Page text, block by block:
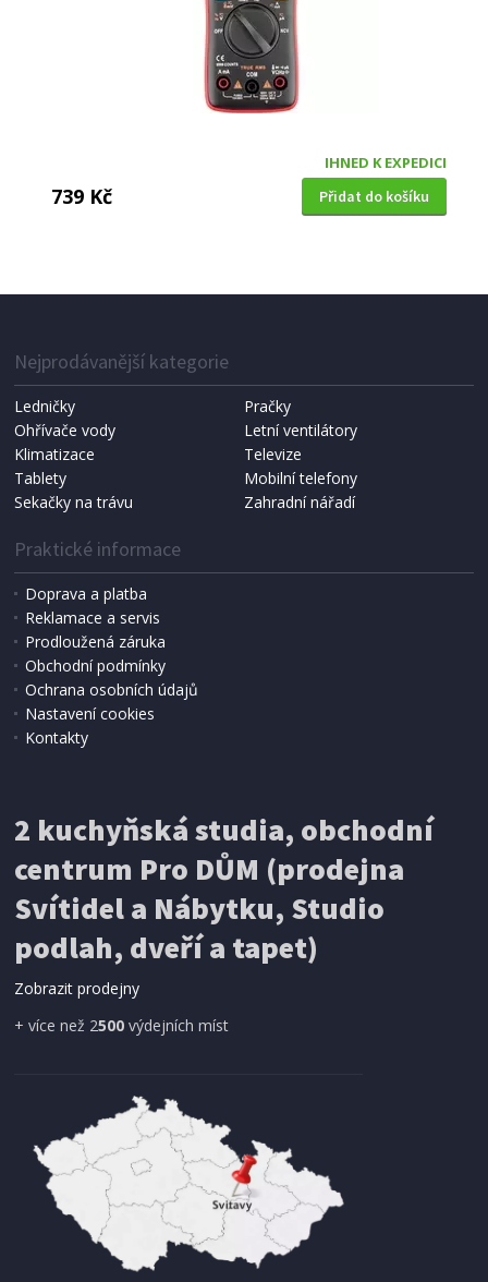
IHNED K EXPEDICI
739 Kč Přidat do košíku
Total TMT43028 Sada digitálního multimetru,
750 Kč
automatická volba rozsahů
699 Kč Přidat do košíku
Nejprodávanější kategorie
Ledničky
Pračky
Ohřívače vody
Letní ventilátory
Klimatizace
Televize
Tablety
Mobilní telefony
Sekačky na trávu
Zahradní nářadí
Praktické informace
Doprava a platba
Reklamace a servis
Prodloužená záruka
Obchodní podmínky
Ochrana osobních údajů
Nastavení cookies
Kontakty
2 kuchyňská studia, obchodní
centrum Pro DŮM (prodejna
Svítidel a Nábytku, Studio
podlah, dveří a tapet)
Zobrazit prodejny
+ více než 2500 výdejních míst